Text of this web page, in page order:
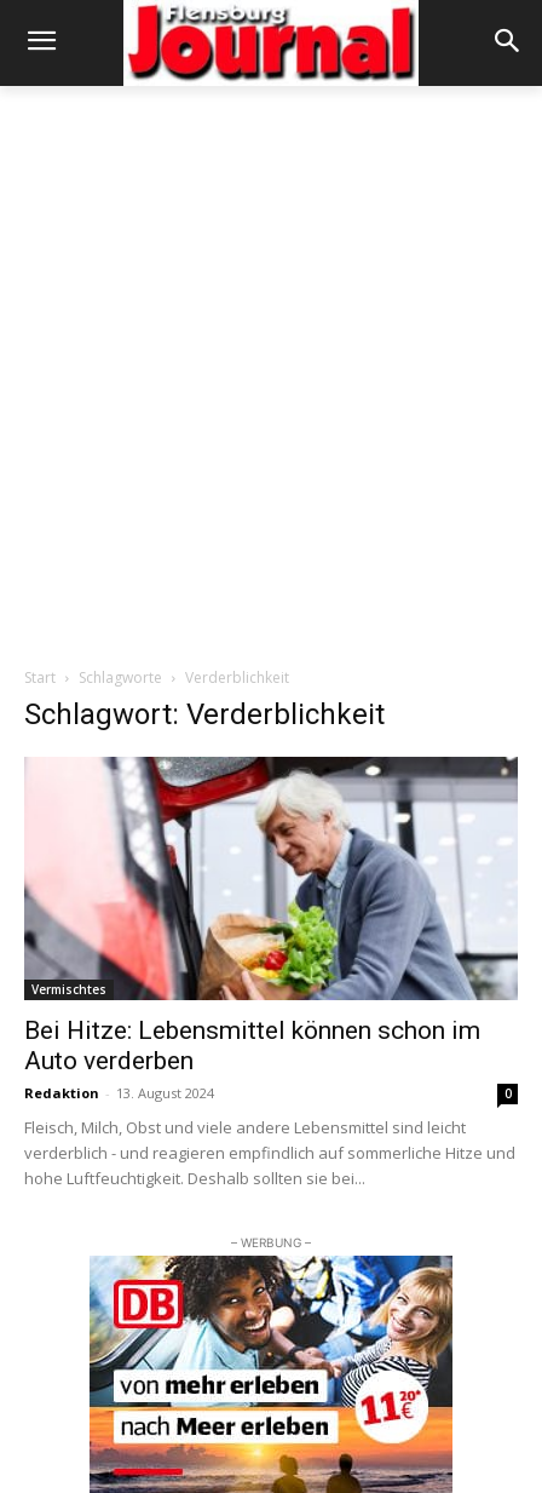
Start Schlagworte Verderblichkeit
Schlagwort: Verderblichkeit
Vermischtes
Bei Hitze: Lebensmittel können schon im
Auto verderben
Redaktion - 13. August 2024 0
Fleisch, Milch, Obst und viele andere Lebensmittel sind leicht
verderblich - und reagieren empfindlich auf sommerliche Hitze und
hohe Luftfeuchtigkeit. Deshalb sollten sie bei...
– WERBUNG –